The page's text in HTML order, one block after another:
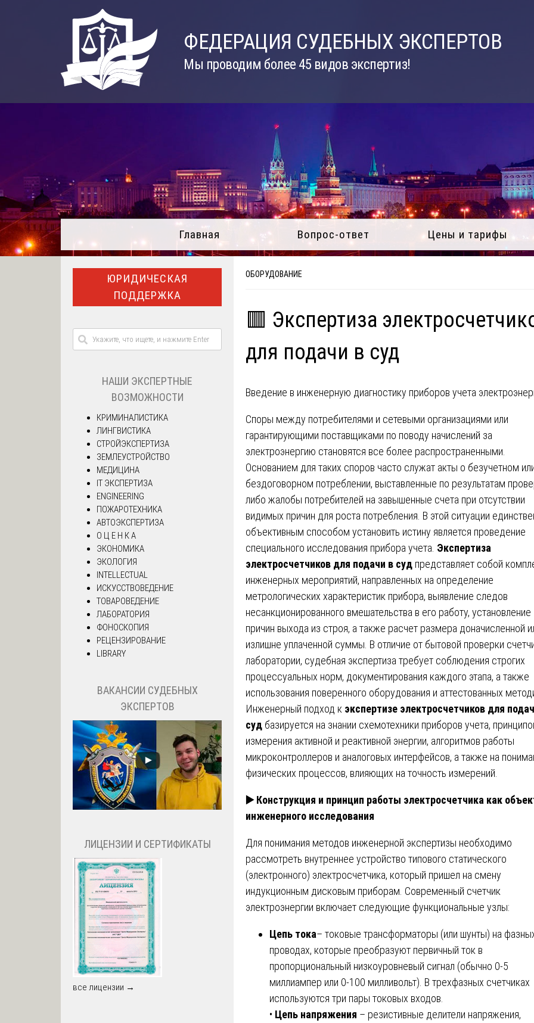
ФЕДЕРАЦИЯ СУДЕБНЫХ ЭКСПЕРТОВ
Мы проводим более 45 видов экспертиз!
Главная Вопрос-ответ Цены и тарифы
ОБОРУДОВАНИЕ
🟥 Экспертиза
для подачи в суд
Введение в инженерную диагностику приборов учета
Споры между потребителями и сетевыми организациями или
гарантирующими поставщиками по поводу начислений за
электроэнергию становятся все более распространенными.
Основанием для таких споров часто служат акты о безучетном
бездоговорном потреблении, выставленные по результатам
либо жалобы потребителей на завышенные счета при отсутствии
видимых причин для роста потребления. В этой ситуации
объективным способом установить истину является проведение
специального исследования прибора учета. Экспертиза
электросчетчиков для подачи в суд представляет собой
инженерных мероприятий, направленных на определение
метрологических характеристик прибора, выявление следов
несанкционированного вмешательства в его работу, установление
причин выхода из строя, а также расчет размера доначисленной
излишне уплаченной суммы. В отличие от бытовой проверки
лаборатории, судебная экспертиза требует соблюдения строгих
процессуальных норм, документирования каждого этапа, а также
использования поверенного оборудования и аттестованных
Инженерный подход к экспертизе электросчетчиков для
суд базируется на знании схемотехники приборов учета,
измерения активной и реактивной энергии, алгоритмов работы
микроконтроллеров и аналоговых интерфейсов, а также на
физических процессов, влияющих на точность измерений.
▶️Конструкция и принцип работы электросчетчика как
инженерного исследования
Для понимания методов инженерной экспертизы необходимо
рассмотреть внутреннее устройство типового статического
(электронного) электросчетчика, который пришел на смену
индукционным дисковым приборам. Современный счетчик
электроэнергии включает следующие функциональные узлы:
Цепь тока– токовые трансформаторы (или шунты) на
проводах, которые преобразуют первичный ток в
пропорциональный низкоуровневый сигнал (обычно 0-5
миллиампер или 0-100 милливольт). В трехфазных счетчиках
используются три пары токовых входов.
• Цепь напряжения – резистивные делители напряжения,
ЮРИДИЧЕСКАЯ
ПОДДЕРЖКА
НАШИ ЭКСПЕРТНЫЕ
ВОЗМОЖНОСТИ
КРИМИНАЛИСТИКА
ЛИНГВИСТИКА
СТРОЙЭКСПЕРТИЗА
ЗЕМЛЕУСТРОЙСТВО
МЕДИЦИНА
IT ЭКСПЕРТИЗА
ENGINEERING
ПОЖАРОТЕХНИКА
АВТОЭКСПЕРТИЗА
О Ц Е Н К А
ЭКОНОМИКА
ЭКОЛОГИЯ
INTELLECTUAL
ИСКУССТВОВЕДЕНИЕ
ТОВАРОВЕДЕНИЕ
ЛАБОРАТОРИЯ
ФОНОСКОПИЯ
РЕЦЕНЗИРОВАНИЕ
LIBRARY
ВАКАНСИИ СУДЕБНЫХ
ЭКСПЕРТОВ
ЛИЦЕНЗИИ И СЕРТИФИКАТЫ
все лицензии →